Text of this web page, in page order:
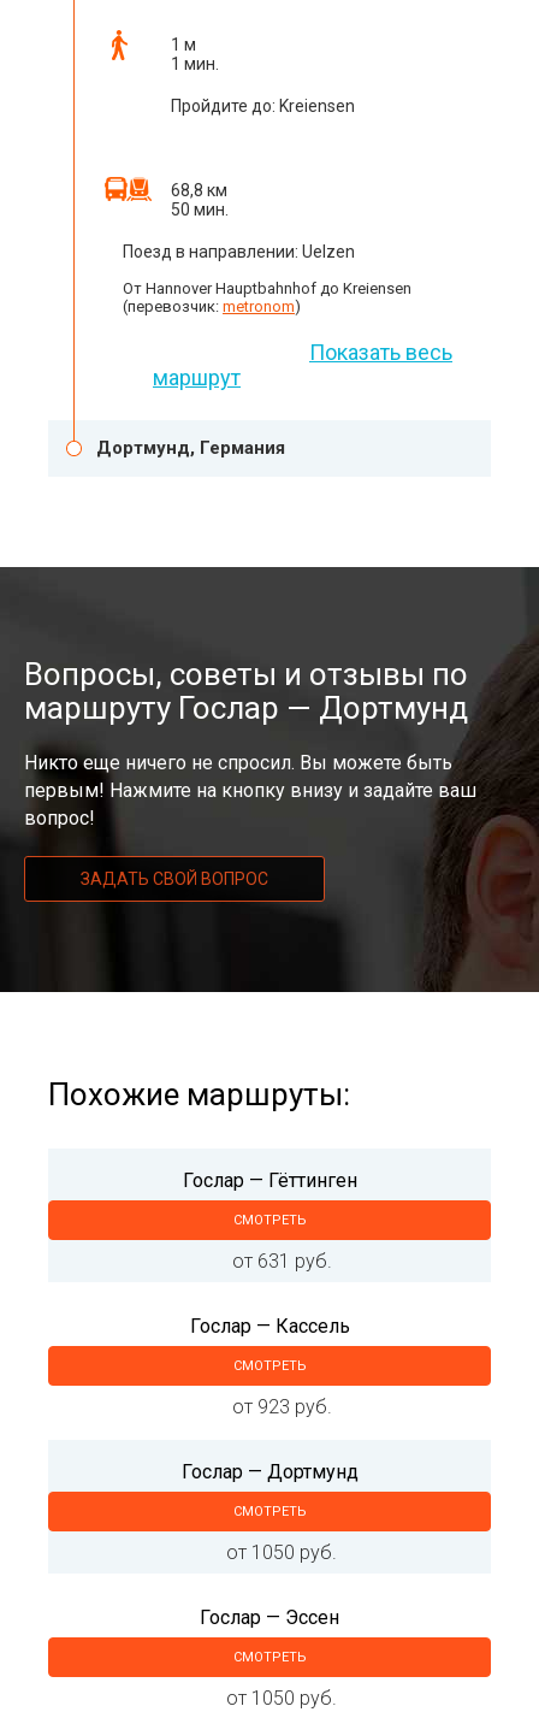
1 м
1 мин.
Пройдите до: Kreiensen
68,8 км
50 мин.
Поезд в направлении: Uelzen
От Hannover Hauptbahnhof до Kreiensen
(перевозчик: metronom)
Показать весь
маршрут
Дортмунд, Германия
Вопросы, советы и отзывы по
маршруту Гослар — Дортмунд
Никто еще ничего не спросил. Вы можете быть
первым! Нажмите на кнопку внизу и задайте ваш
вопрос!
ЗАДАТЬ СВОЙ ВОПРОС
Похожие маршруты:
Гослар — Гёттинген
СМОТРЕТЬ
от 631 руб.
Гослар — Кассель
СМОТРЕТЬ
от 923 руб.
Гослар — Дортмунд
СМОТРЕТЬ
от 1050 руб.
Гослар — Эссен
СМОТРЕТЬ
от 1050 руб.